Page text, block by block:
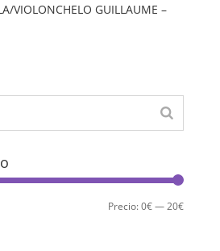
VIOLONCHELO GUILLAUME –
Precio
Precio
Precio:0€—20€